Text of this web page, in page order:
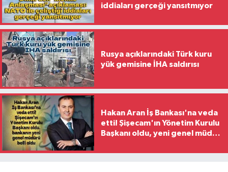
iddiaları gerçeği yansıtmıyor
Rusya açıklarındaki Türk kuru
yük gemisine İHA saldırısı
Hakan Aran İş Bankası'na veda
etti! Şişecam'ın Yönetim Kurulu
Başkanı oldu, yeni genel müdür